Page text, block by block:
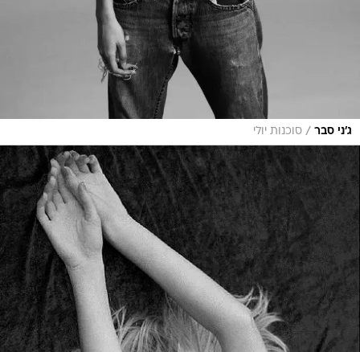
ג'ני סבר / סוכנות יולי